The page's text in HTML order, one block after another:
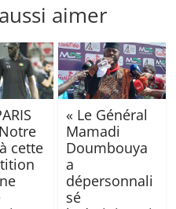
aimer
cette
« Le Général
Mamadi
Doumbouya
a
dépersonnali
sé